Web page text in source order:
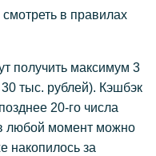
в правилах
получить максимум 3
тыс. рублей). Кэшбэк
20-го числа
любой момент можно
накопилось за